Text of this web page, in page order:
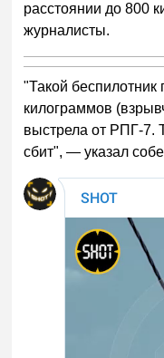
расстоянии до 800
журналисты.
"Такой
килограммов
выстрела от РПГ-7.
сбит", — указал